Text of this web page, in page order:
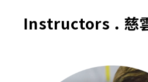
Instructors . 慈